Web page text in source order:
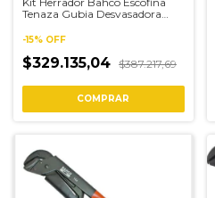
Tenaza Gubia Desvasadora
-15% OFF
$329.135,04 $387.217,69